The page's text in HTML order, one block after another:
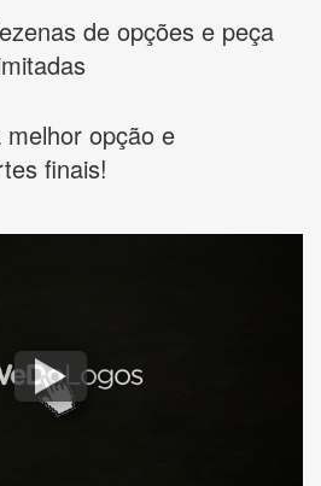
de opções e peça
opção e
finais!